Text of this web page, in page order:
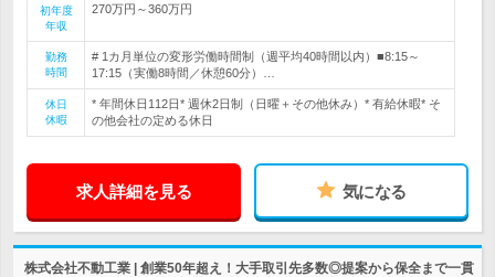
初年度
年収
270万円～360万円
勤務
時間
# 1カ月単位の変形労働時間制（週平均40時間以内）■8:15～
17:15（実働8時間／休憩60分）…
休日
休暇
* 年間休日112日* 週休2日制（日曜＋その他休み）* 有給休暇* そ
の他会社の定める休日
求人詳細を見る 気になる
株式会社不動工業 | 創業50年超え！大手取引先多数◎提案から保全まで一貫